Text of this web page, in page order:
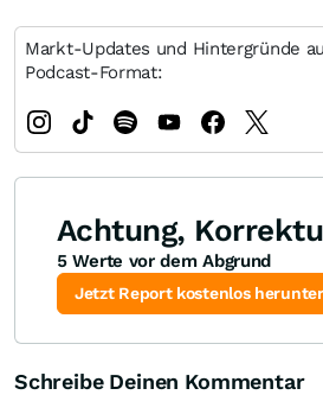
Markt-Updates und Hintergründe
Podcast-Format:
Achtung,
5 Werte vor dem Abgrund
Jetzt Report kostenlos
Schreibe Deinen Kommentar